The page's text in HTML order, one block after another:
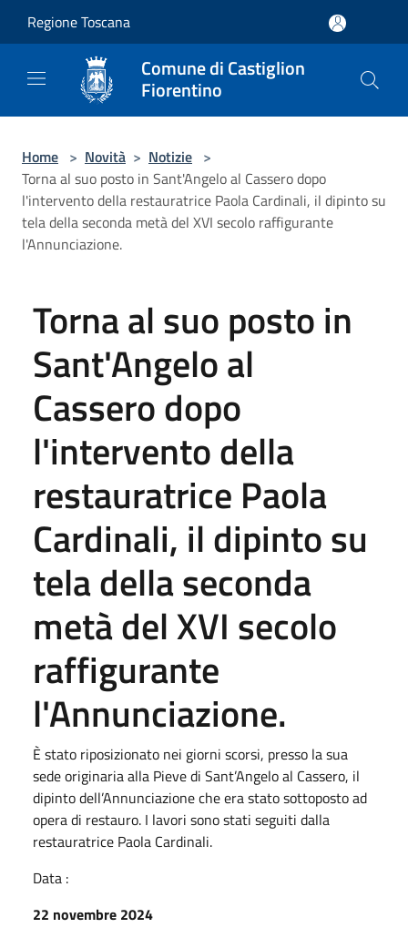
Regione Toscana
Comune di Castiglion
Fiorentino
Home > Novità > Notizie >
Torna al suo posto in Sant'Angelo al Cassero dopo
l'intervento della restauratrice Paola Cardinali, il dipinto su
tela della seconda metà del XVI secolo raffigurante
l'Annunciazione.
Torna al suo posto in
Sant'Angelo al
Cassero dopo
l'intervento della
restauratrice Paola
Cardinali, il dipinto su
tela della seconda
metà del XVI secolo
raffigurante
l'Annunciazione.
È stato riposizionato nei giorni scorsi, presso la sua
sede originaria alla Pieve di Sant’Angelo al Cassero, il
dipinto dell’Annunciazione che era stato sottoposto ad
opera di restauro. I lavori sono stati seguiti dalla
restauratrice Paola Cardinali.
Data :
22 novembre 2024